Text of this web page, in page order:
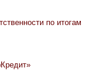
по итогам